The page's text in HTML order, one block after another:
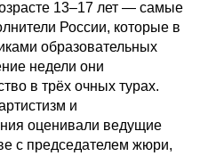
13–17 лет — самые
России, которые в
образовательных
недели они
в трёх очных турах.
и
оценивали ведущие
с председателем жюри,